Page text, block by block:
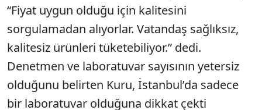
“Fiyat uygun olduğu için kalitesini
sorgulamadan alıyorlar. Vatandaş sağlıksız,
kalitesiz ürünleri tüketebiliyor.” dedi.
Denetmen ve laboratuvar sayısının yetersiz
olduğunu belirten Kuru, İstanbul’da sadece
bir laboratuvar olduğuna dikkat çekti